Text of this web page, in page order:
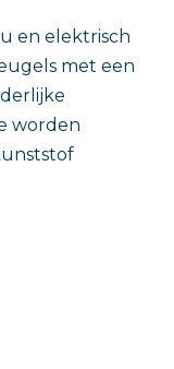
en elektrisch
met een
worden